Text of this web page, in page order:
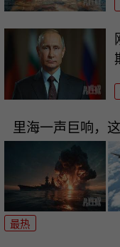
里海一声巨响，
最热